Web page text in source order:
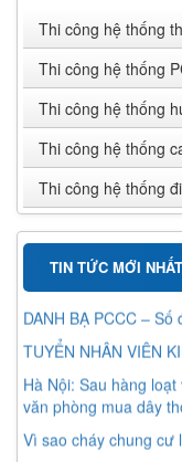
Thi công hệ thống
Thi công hệ thống
Thi công hệ thống
Thi công hệ thống
Thi công hệ thống
TIN TỨC MỚI NHẤT
DANH BẠ PCCC –
TUYỂN NHÂN VIÊN
Hà Nội: Sau hàng
văn phòng mua dây
Vì sao cháy chung cư